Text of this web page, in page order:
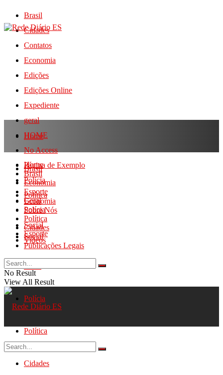
Brasil
Cidades
Contatos
Economia
Edições
Edições Online
Expediente
geral
HOME
No Access
Página de Exemplo
Polícia
Política
Sobre Nós
Social
Videos
Home
Brasil
Economia
Esporte
Geral
Polícia
Política
Cidades
Home
Brasil
Economia
Esporte
Geral
Polícia
Política
Cidades
Social
Publicações Legais
No Result
View All Result